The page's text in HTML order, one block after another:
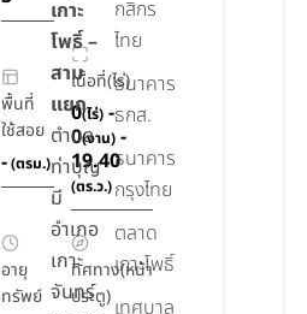
พื้นที่
ใช้สอย
-(ตรม.)
เนื้อที่(ไร่)
0(ไร่)-
0(งาน)-
19.40
(ตร.ว.)
อายุ
ทรัพย์
ทิศทาง(หน้า
ประตู)
เกาะ
โพธิ์ –
สาม
แยก
ตำบล
ท่าบุญ
มี
อำเภอ
เกาะ
จันทร์
กสิกร
ไทย
ธนาคาร
ธกส.
ธนาคาร
กรุงไทย
ตลาด
เกาะโพธิ์
เทศบาล